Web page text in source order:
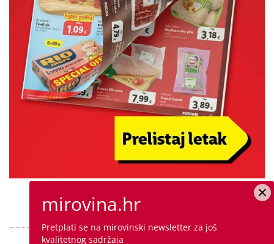
PROVJERITE PONUDU
mirovina.hr
Pretplati se na mirovinski newsletter za još
kvalitetnog sadržaja